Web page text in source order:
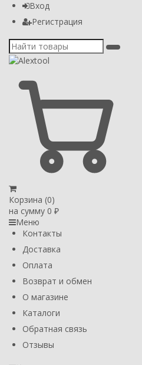
Вход
Регистрация
Корзина (0)
на сумму 0 ₽
Меню
Контакты
Доставка
Оплата
Возврат и обмен
О магазине
Каталоги
Обратная связь
Отзывы